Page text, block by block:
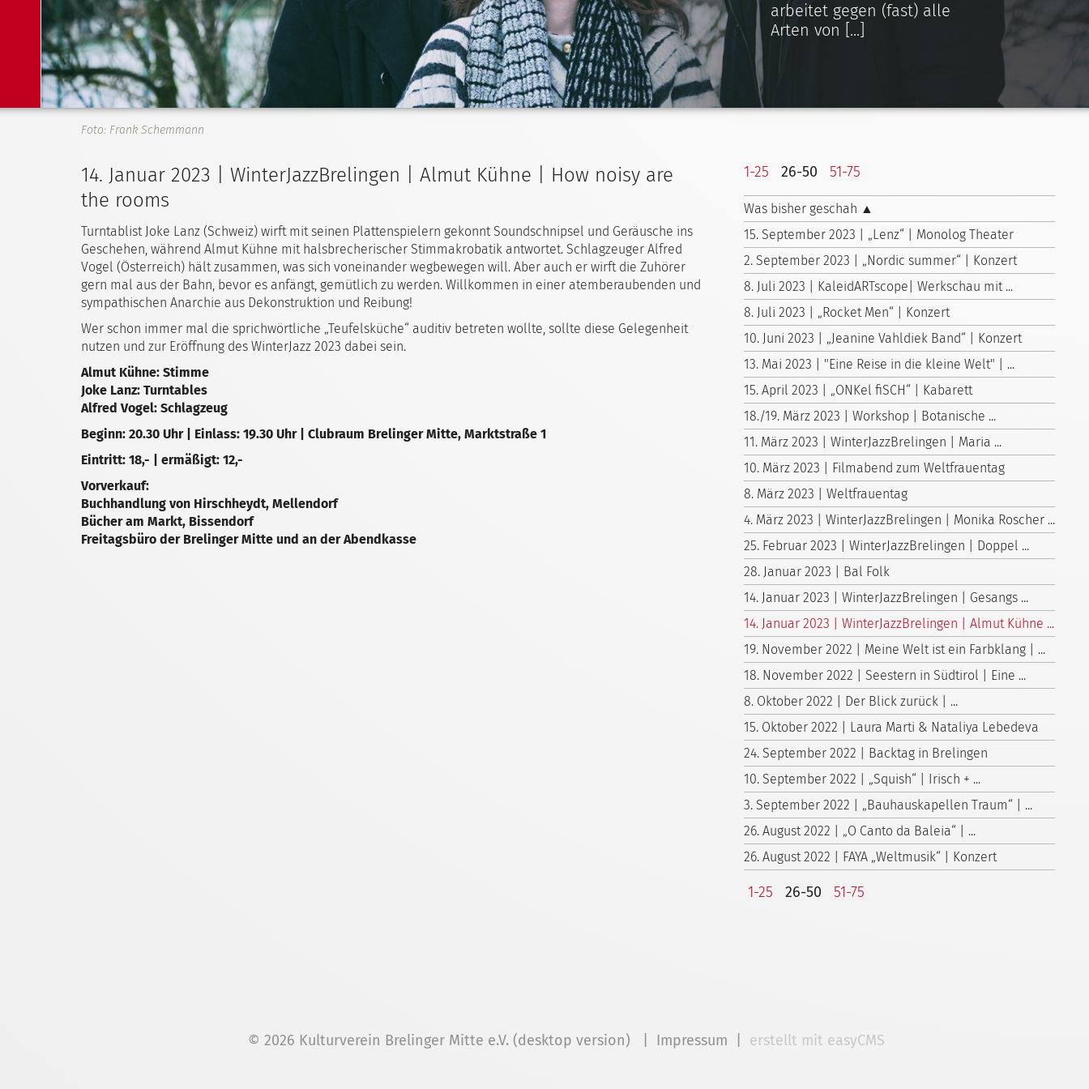
arbeitet gegen (fast) alle
Arten von [...]
Foto: Frank Schemmann
1-25 26-50 51-75
Was bisher geschah ▲
15. September 2023 | „Lenz“ | Monolog Theater
2. September 2023 | „Nordic summer“ | Konzert
8. Juli 2023 | KaleidARTscope| Werkschau mit ...
8. Juli 2023 | „Rocket Men“ | Konzert
10. Juni 2023 | „Jeanine Vahldiek Band“ | Konzert
13. Mai 2023 | "Eine Reise in die kleine Welt" | ...
15. April 2023 | „ONKel fiSCH“ | Kabarett
18./19. März 2023 | Workshop | Botanische ...
11. März 2023 | WinterJazzBrelingen | Maria ...
10. März 2023 | Filmabend zum Weltfrauentag
8. März 2023 | Weltfrauentag
4. März 2023 | WinterJazzBrelingen | Monika Roscher ...
25. Februar 2023 | WinterJazzBrelingen | Doppel ...
28. Januar 2023 | Bal Folk
14. Januar 2023 | WinterJazzBrelingen | Gesangs ...
14. Januar 2023 | WinterJazzBrelingen | Almut Kühne ...
19. November 2022 | Meine Welt ist ein Farbklang | ...
18. November 2022 | Seestern in Südtirol | Eine ...
8. Oktober 2022 | Der Blick zurück | ...
15. Oktober 2022 | Laura Marti & Nataliya Lebedeva
24. September 2022 | Backtag in Brelingen
10. September 2022 | „Squish“ | Irisch + ...
3. September 2022 | „Bauhauskapellen Traum“ | ...
26. August 2022 | „O Canto da Baleia“ | ...
26. August 2022 | FAYA „Weltmusik“ | Konzert
1-25 26-50 51-75
14. Januar 2023 | WinterJazzBrelingen | Almut Kühne | How noisy are
the rooms
Turntablist Joke Lanz (Schweiz) wirft mit seinen Plattenspielern gekonnt Soundschnipsel und Geräusche ins
Geschehen, während Almut Kühne mit halsbrecherischer Stimmakrobatik antwortet. Schlagzeuger Alfred
Vogel (Österreich) hält zusammen, was sich voneinander wegbewegen will. Aber auch er wirft die Zuhörer
gern mal aus der Bahn, bevor es anfängt, gemütlich zu werden. Willkommen in einer atemberaubenden und
sympathischen Anarchie aus Dekonstruktion und Reibung!
Wer schon immer mal die sprichwörtliche „Teufelsküche“ auditiv betreten wollte, sollte diese Gelegenheit
nutzen und zur Eröffnung des WinterJazz 2023 dabei sein.
Almut Kühne: Stimme
Joke Lanz: Turntables
Alfred Vogel: Schlagzeug
Beginn: 20.30 Uhr | Einlass: 19.30 Uhr | Clubraum Brelinger Mitte, Marktstraße 1
Eintritt: 18,- | ermäßigt: 12,-
Vorverkauf:
Buchhandlung von Hirschheydt, Mellendorf
Bücher am Markt, Bissendorf
Freitagsbüro der Brelinger Mitte und an der Abendkasse
© 2026 Kulturverein Brelinger Mitte e.V. (desktop version) | Impressum erstellt mit easyCMS